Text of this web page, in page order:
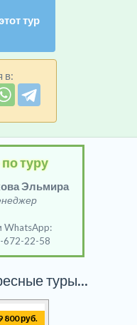
тур
в:
туру
Эльмира
WhatsApp:
672-22-58
туры...
800 руб.